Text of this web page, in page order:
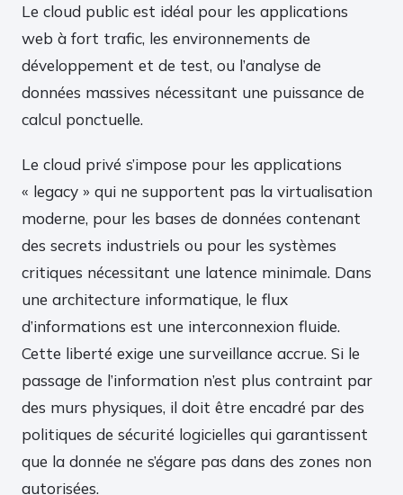
Le cloud public est idéal pour les applications
web à fort trafic, les environnements de
développement et de test, ou l’analyse de
données massives nécessitant une puissance de
calcul ponctuelle.
Le cloud privé s’impose pour les applications
« legacy » qui ne supportent pas la virtualisation
moderne, pour les bases de données contenant
des secrets industriels ou pour les systèmes
critiques nécessitant une latence minimale. Dans
une architecture informatique, le flux
d’informations est une interconnexion fluide.
Cette liberté exige une surveillance accrue. Si le
passage de l’information n’est plus contraint par
des murs physiques, il doit être encadré par des
politiques de sécurité logicielles qui garantissent
que la donnée ne s’égare pas dans des zones non
autorisées.